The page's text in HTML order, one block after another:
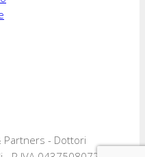
Partners - Dottori